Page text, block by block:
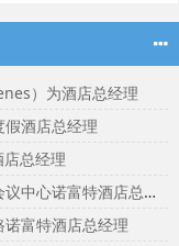
）为酒店总经理
酒店总经理
总经理
华住集团诺富特品牌任命姜海洋为厦门国际会议中心诺富特酒店总经理
富特酒店总经理